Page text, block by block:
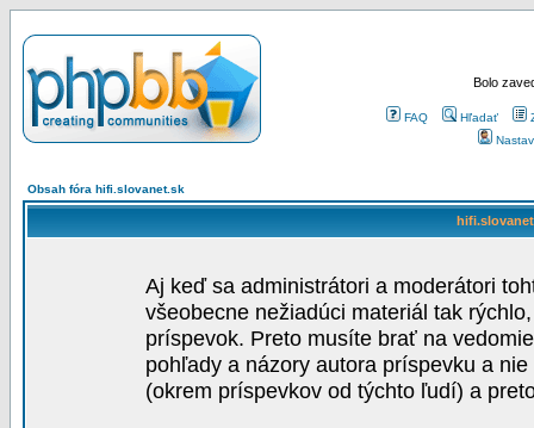
Bolo
FAQ Hľadať
Obsah fóra hifi.slovanet.sk
Aj keď sa administrátori a moderátori
všeobecne nežiadúci materiál tak
príspevok. Preto musíte brať na
pohľady a názory autora príspevku a
(okrem príspevkov od týchto ľudí) a